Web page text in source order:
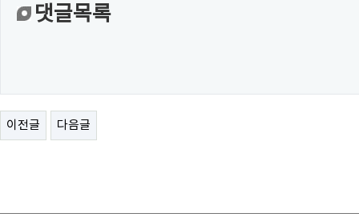
댓글목록
이전글 다음글